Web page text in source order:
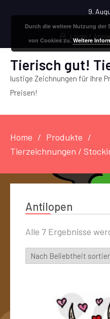
9.
Login /
Tierisch gut!
lustige Zeichnungen für Ihre
Preisen!
Home
Produkte
Tierzeichnungen /
Antilopen
Alle 7 Ergebnisse
Durch die weitere Nutzung der
von Cookies zu.Weitere